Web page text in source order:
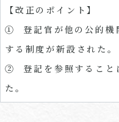
【改正のポイント】
① 登記官が他の公的機
する制度が新設された。
② 登記を参照すること
た。